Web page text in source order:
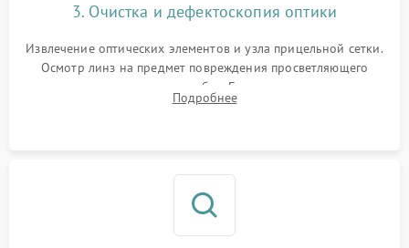
3. Очистка и дефектоскопия оптики
Извлечение оптических элементов и узла прицельной сетки.
Осмотр линз на предмет повреждения просветляющего
покрытия или появления грибка. Бережная очистка стекол
спецрастворами. Проверка целостности гравированной
Подробнее